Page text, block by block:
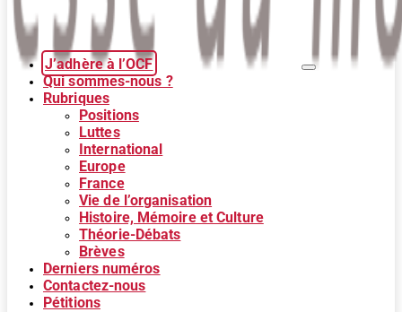
J’adhère à l’OCF
Qui sommes-nous ?
Rubriques
Positions
Luttes
International
Europe
France
Vie de l’organisation
Histoire, Mémoire et Culture
Théorie-Débats
Brèves
Derniers numéros
Contactez-nous
Pétitions